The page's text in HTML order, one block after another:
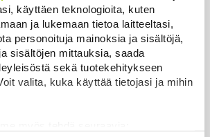
käyttäen teknologioita, kuten
ja lukemaan tietoa laitteeltasi,
personoituja mainoksia ja sisältöjä,
sisältöjen mittauksia, saada
sekä tuotekehitykseen
valita, kuka käyttää tietojasi ja mihin
drooni oli todennäköisesti
– vilkkain
Suomessa